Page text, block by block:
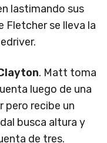
lastimando sus
Fletcher se lleva la
. Matt toma
luego de una
pero recibe un
busca altura y
de tres.